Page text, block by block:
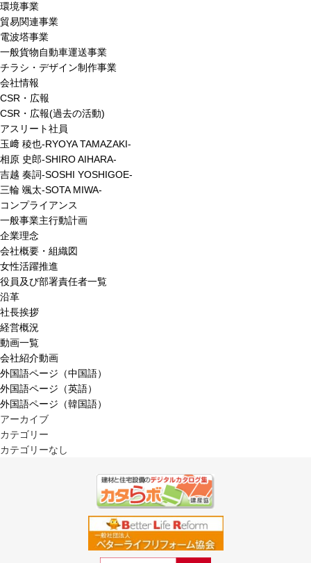
環境事業
貿易関連事業
電波塔事業
一般貨物自動車運送事業
チラシ・デザイン制作事業
会社情報
CSR・広報
CSR・広報(過去の活動)
アスリート社員
玉﨑 稜也-RYOYA TAMAZAKI-
相原 史郎-SHIRO AIHARA-
吉越 奏詞-SOSHI YOSHIGOE-
三輪 颯太-SOTA MIWA-
コンプライアンス
一般事業主行動計画
企業理念
会社概要・組織図
女性活躍推進
役員及び部署責任者一覧
沿革
社長挨拶
経営概況
動画一覧
会社紹介動画
外国語ページ（中国語）
外国語ページ（英語）
外国語ページ（韓国語）
アーカイブ
カテゴリー
カテゴリーなし